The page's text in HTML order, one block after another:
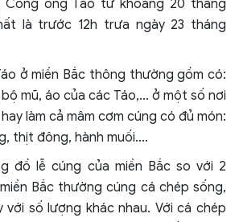
ông Táo từ khoảng 20 tháng
là trước 12h trưa ngày 23 tháng
ở miền Bắc thông thường gồm có:
mũ, áo của các Táo,… ở một số nơi
làm cả mâm cơm cúng có đủ món:
thịt đông, hành muối….
đồ lễ cúng của miền Bắc so với 2
Bắc thường cúng cá chép sống,
với số lượng khác nhau. Với cá chép